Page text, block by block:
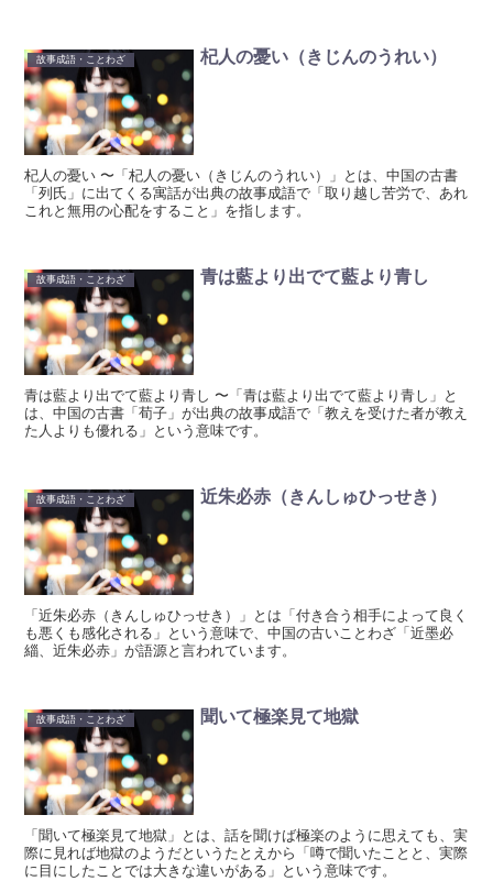
故事成語・ことわざ 杞人の憂い（きじんのうれい）
杞人の憂い 〜「杞人の憂い（きじんのうれい）」とは、中国の古書
「列氏」に出てくる寓話が出典の故事成語で「取り越し苦労で、あれ
これと無用の心配をすること」を指します。
故事成語・ことわざ 青は藍より出でて藍より青し
青は藍より出でて藍より青し 〜「青は藍より出でて藍より青し」と
は、中国の古書「荀子」が出典の故事成語で「教えを受けた者が教え
た人よりも優れる」という意味です。
故事成語・ことわざ 近朱必赤（きんしゅひっせき）
「近朱必赤（きんしゅひっせき）」とは「付き合う相手によって良く
も悪くも感化される」という意味で、中国の古いことわざ「近墨必
緇、近朱必赤」が語源と言われています。
故事成語・ことわざ 聞いて極楽見て地獄
「聞いて極楽見て地獄」とは、話を聞けば極楽のように思えても、実
際に見れば地獄のようだというたとえから「噂で聞いたことと、実際
に目にしたことでは大きな違いがある」という意味です。